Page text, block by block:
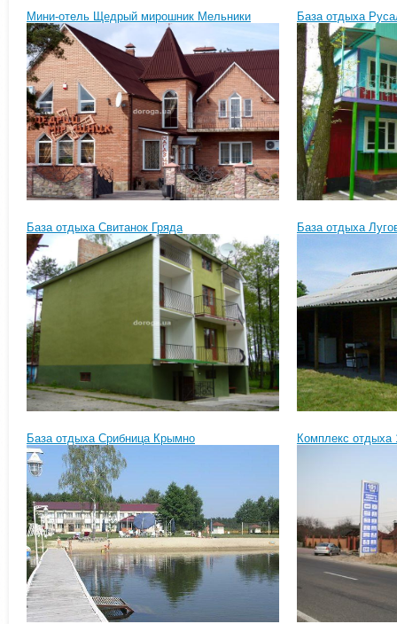
Мини-отель Щедрый мирошник Мельники База отдыха
База отдыха Свитанок Гряда База отдыха
База отдыха Срибница Крымно Комплекс